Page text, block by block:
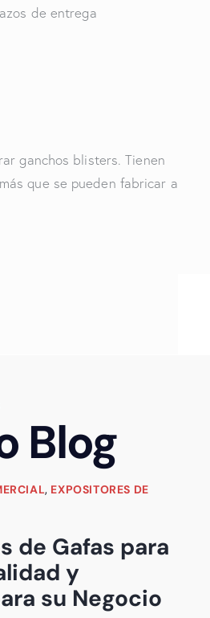
de entrega
ganchos blisters. Tienen
que se pueden fabricar a
Blog
, EXPOSITORES DE
de Bisutería
Destaque
Estilo